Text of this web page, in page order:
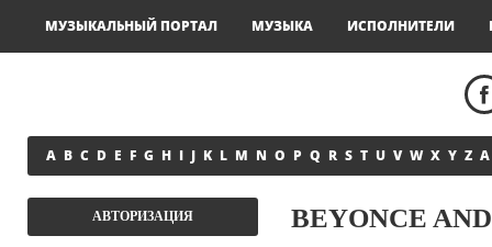
МУЗЫКАЛЬНЫЙ ПОРТАЛ МУЗЫКА ИСПОЛНИТЕЛИ
A B C D E F G H I J K L M N O P Q R S T U V W X Y Z А
АВТОРИЗАЦИЯ BEYONCE